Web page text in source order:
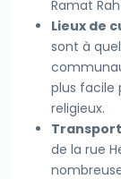
Ramat
Lieux de
sont à
plus facile
religieux.
de la rue